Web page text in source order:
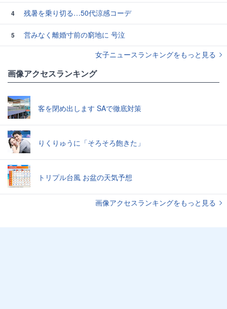
4 残暑を乗り切る…50代涼感コーデ
5
営みなく離婚寸前の窮地に 号泣
女子ニュースランキングをもっと見る
画像アクセスランキング
客を閉め出します SAで徹底対策
りくりゅうに「そろそろ飽きた」
トリプル台風 お盆の天気予想
画像アクセスランキングをもっと見る